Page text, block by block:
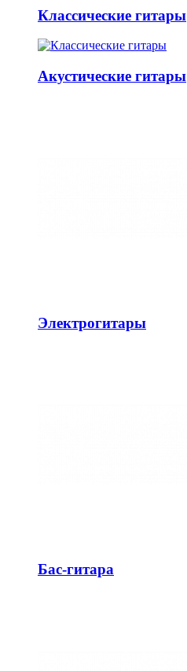
Классические гитары
Акустические гитары
Электрогитары
Бас-гитара